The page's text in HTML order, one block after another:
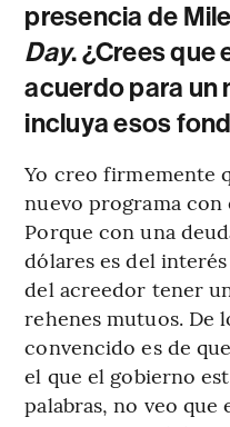
presencia de
Day. ¿Crees que
acuerdo para un
incluya esos
Yo creo firmemente
nuevo programa con
Porque con una
dólares es del
del acreedor tener
rehenes mutuos. De
convencido es de
el que el gobierno
palabras, no veo